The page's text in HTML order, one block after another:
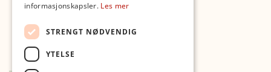
informasjonskapsler. Les mer
STRENGT NØDVENDIG
YTELSE